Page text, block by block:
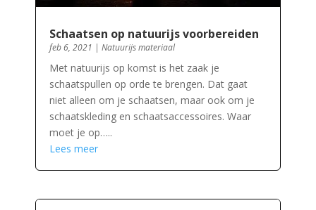
Schaatsen op natuurijs voorbereiden
feb 6, 2021 | Natuurijs materiaal
Met natuurijs op komst is het zaak je
schaatspullen op orde te brengen. Dat gaat
niet alleen om je schaatsen, maar ook om je
schaatskleding en schaatsaccessoires. Waar
moet je op…..
Lees meer